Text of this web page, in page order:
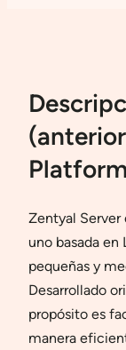
Zentyal Server
uno basada
pequeñas y
Desarrollado
propósito es
manera